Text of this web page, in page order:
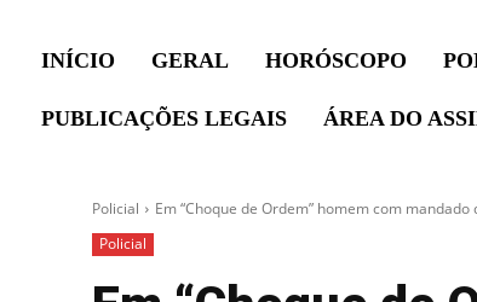
INÍCIO GERAL HORÓSCOPO
PUBLICAÇÕES LEGAIS ÁREA DO
Policial
Em “Choque de Ordem” homem com mandado
Policial